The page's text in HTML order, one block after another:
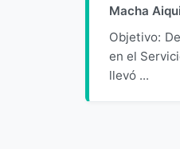
Macha
Objetivo:
en el
llevó ...